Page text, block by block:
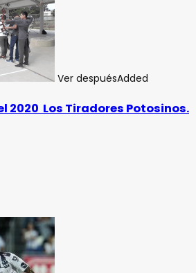
Ver despuésAdded
2020 Los Tiradores Potosinos.